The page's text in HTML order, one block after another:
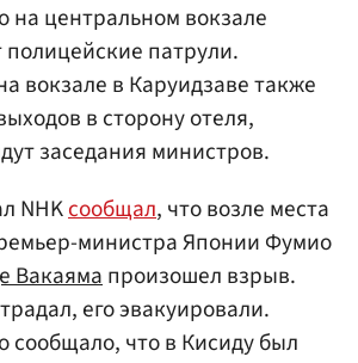
на центральном вокзале
полицейские патрули.
вокзале в Каруидзаве также
в сторону отеля,
заседания министров.
NHKсообщал, что возле места
министра Японии Фумио
Вакаяма произошел взрыв.
его эвакуировали.
сообщало, что в Кисиду был